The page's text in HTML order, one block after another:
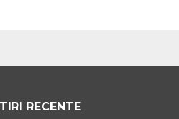
RECENTE